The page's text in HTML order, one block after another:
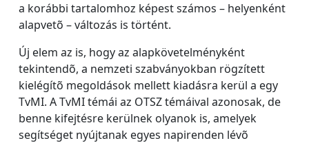
a korábbi tartalomhoz képest számos – helyenként
alapvetõ – változás is történt.
Új elem az is, hogy az alapkövetelményként
tekintendõ, a nemzeti szabványokban rögzített
kielégítõ megoldások mellett kiadásra kerül a egy
TvMI. A TvMI témái az OTSZ témáival azonosak, de
benne kifejtésre kerülnek olyanok is, amelyek
segítséget nyújtanak egyes napirenden lévõ